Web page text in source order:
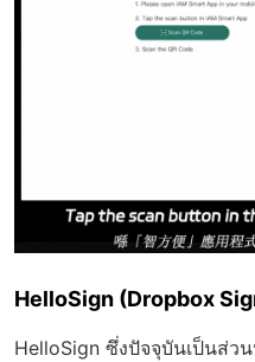
HelloSign (Dropbox
HelloSign ซึ่งปัจจุบันเป็นส่ว